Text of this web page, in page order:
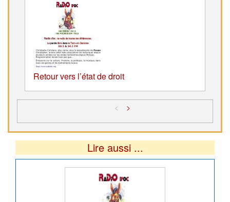
Retour vers l’état de droit
< >
Lire aussi ...